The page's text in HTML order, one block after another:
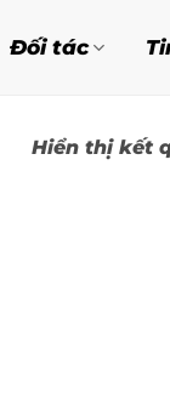
Đối tác
Hiển thị kết